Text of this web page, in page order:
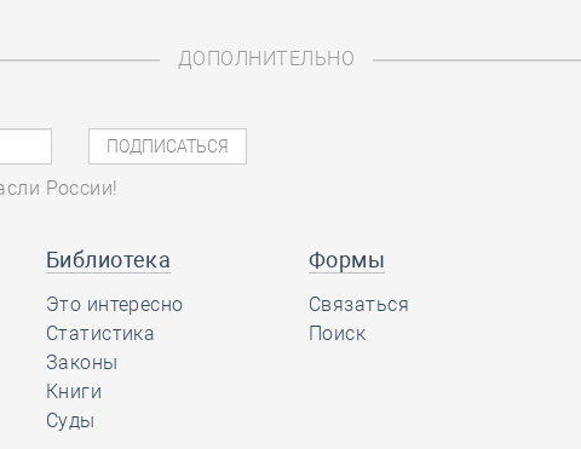
ДОПОЛНИТЕЛЬНО
России!
Библиотека
Это интересно
Статистика
Законы
Книги
Суды
Формы
Связаться
Поиск